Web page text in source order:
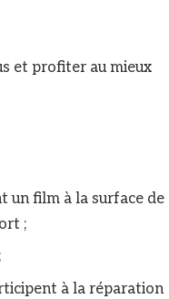
et profiter au mieux
un film à la surface de
;
à la réparation